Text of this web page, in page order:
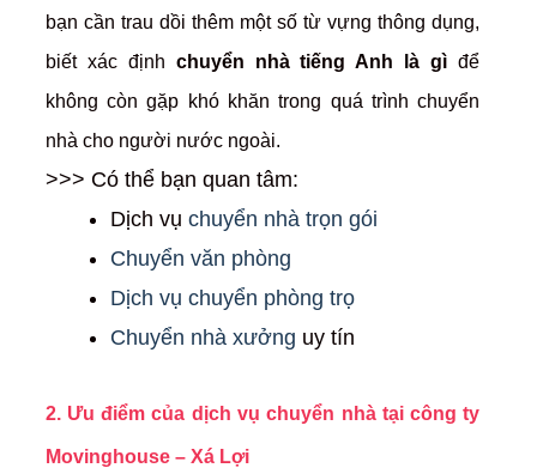
bạn cần trau dồi thêm một số từ vựng thông dụng,
biết xác định chuyển nhà tiếng Anh là gì để
không còn gặp khó khăn trong quá trình chuyển
nhà cho người nước ngoài.
>>> Có thể bạn quan tâm:
Dịch vụ chuyển nhà trọn gói
Chuyển văn phòng
Dịch vụ chuyển phòng trọ
Chuyển nhà xưởng uy tín
2. Ưu điểm của dịch vụ chuyển nhà tại công ty
Movinghouse – Xá Lợi